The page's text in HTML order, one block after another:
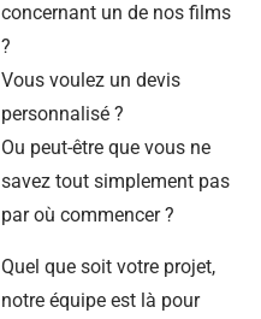
concernant un de nos films
?
Vous voulez un devis
personnalisé ?
Ou peut-être que vous ne
savez tout simplement pas
par où commencer ?
Quel que soit votre projet,
notre équipe est là pour